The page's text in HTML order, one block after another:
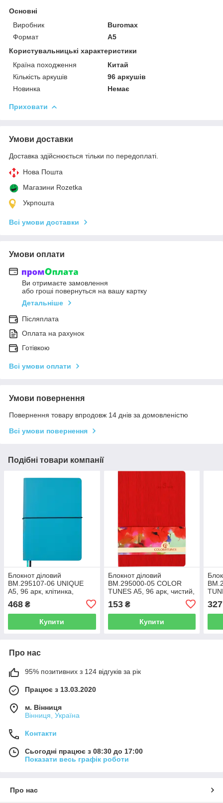
Основні
Виробник
Buromax
Формат
A5
Користувальницькі характеристики
Країна походження
Китай
Кількість аркушів
96 аркушів
Новинка
Немає
Приховати
Умови доставки
Доставка здійснюється тільки по передоплаті.
Нова Пошта
Магазини Rozetka
Укрпошта
Всі умови доставки
Умови оплати
Ви отримаєте замовлення
або гроші повернуться на вашу картку
Детальніше
Післяплата
Оплата на рахунок
Готівкою
Всі умови оплати
Умови повернення
Повернення товару впродовж 14 днів за домовленістю
Всі умови повернення
Подібні товари компанії
Блокнот діловий
BM.295107-06 UNIQUE
А5, 96 арк, клітинка,
обкладинка штучна шкіра,
бірюз з чорн (50)
468 ₴
Купити
Блокнот діловий
BM.295000-05 COLOR
TUNES А5, 96 арк, чистий,
обкладинка штучна шкіра,
червоний (50)
153₴
Купити
327
Про нас
95% позитивних з 124 відгуків за рік
Працює з 13.03.2020
м. Вінниця
Вінниця, Україна
Контакти
Сьогодні працює з 08:30 до 17:00
Показати весь графік роботи
Про нас